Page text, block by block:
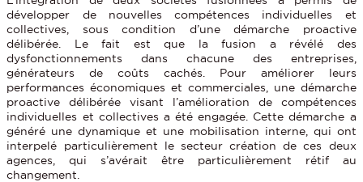
développer de nouvelles compétences individuelles et
collectives, sous condition d’une démarche proactive
délibérée. Le fait est que la fusion a révélé des
dysfonctionnements dans chacune des entreprises,
générateurs de coûts cachés. Pour améliorer leurs
performances économiques et commerciales, une démarche
proactive délibérée visant l’amélioration de compétences
individuelles et collectives a été engagée. Cette démarche a
généré une dynamique et une mobilisation interne, qui ont
interpelé particulièrement le secteur création de ces deux
agences, qui s’avérait être particulièrement rétif au
changement.